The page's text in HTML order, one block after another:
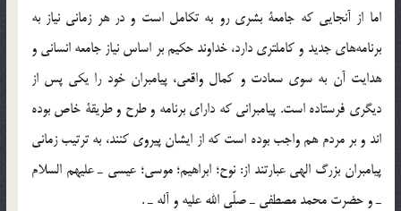
اما از آنجايي كه جامعة بشري رو به تكامل است و در هر زماني نياز به
برنامه‌هاي جديد و كاملتري دارد، خداوند حكيم بر اساس نياز جامعه انساني و
هدايت آن به سوي سعادت و كمال واقعي، پيامبران خود را يكي پس از
ديگري فرستاده است. پيامبراني كه داراي برنامه و طرح و طريقة خاص بوده
اند و بر مردم هم واجب بوده است كه از ايشان پيروي كنند، به ترتيب زماني
پیامبران بزرگ الهی عبارتند از: نوح؛ ابراهيم؛ موسي؛ عيسي ـ عليهم السلام
ـ و حضرت محمد مصطفي ـ صلّي الله عليه و آله ـ .